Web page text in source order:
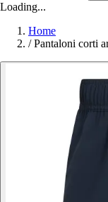
Loading...
Home
/ Pantaloni corti